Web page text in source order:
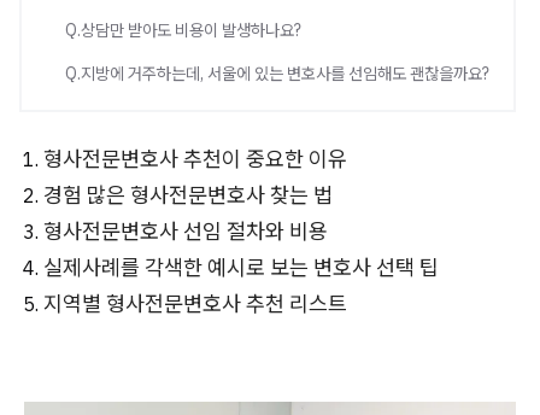
Q.상담만 받아도 비용이 발생하나요?
Q.지방에 거주하는데, 서울에 있는 변호사를 선임해도 괜찮을까요?
형사전문변호사 추천이 중요한 이유
경험 많은 형사전문변호사 찾는 법
형사전문변호사 선임 절차와 비용
실제사례를 각색한 예시로 보는 변호사 선택 팁
지역별 형사전문변호사 추천 리스트